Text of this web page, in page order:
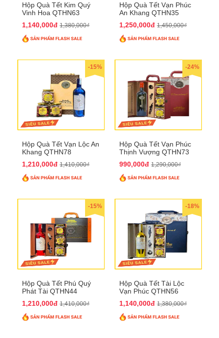
Hộp Quà Tết Kim Quý
Vinh Hoa QTHN63
1,140,000đ 1,380,000₫
Hộp Quà Tết Vạn Phúc
An Khang QTHN35
1,250,000đ 1,450,000₫
-15%
Hộp Quà Tết Vạn Lộc An
Khang QTHN78
1,210,000đ 1,410,000₫
-24%
Hộp Quà Tết Vạn Phúc
Thịnh Vượng QTHN73
990,000đ 1,290,000₫
-15%
Hộp Quà Tết Phú Quý
Phát Tài QTHN44
1,210,000đ 1,410,000₫
-18%
Hộp Quà Tết Tài Lộc
Vạn Phúc QTHN56
1,140,000đ 1,380,000₫